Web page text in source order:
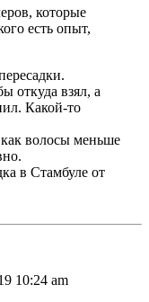
которые
есть опыт,
откуда взял, а
Какой-то
волосы меньше
в Стамбуле от
10:24 am